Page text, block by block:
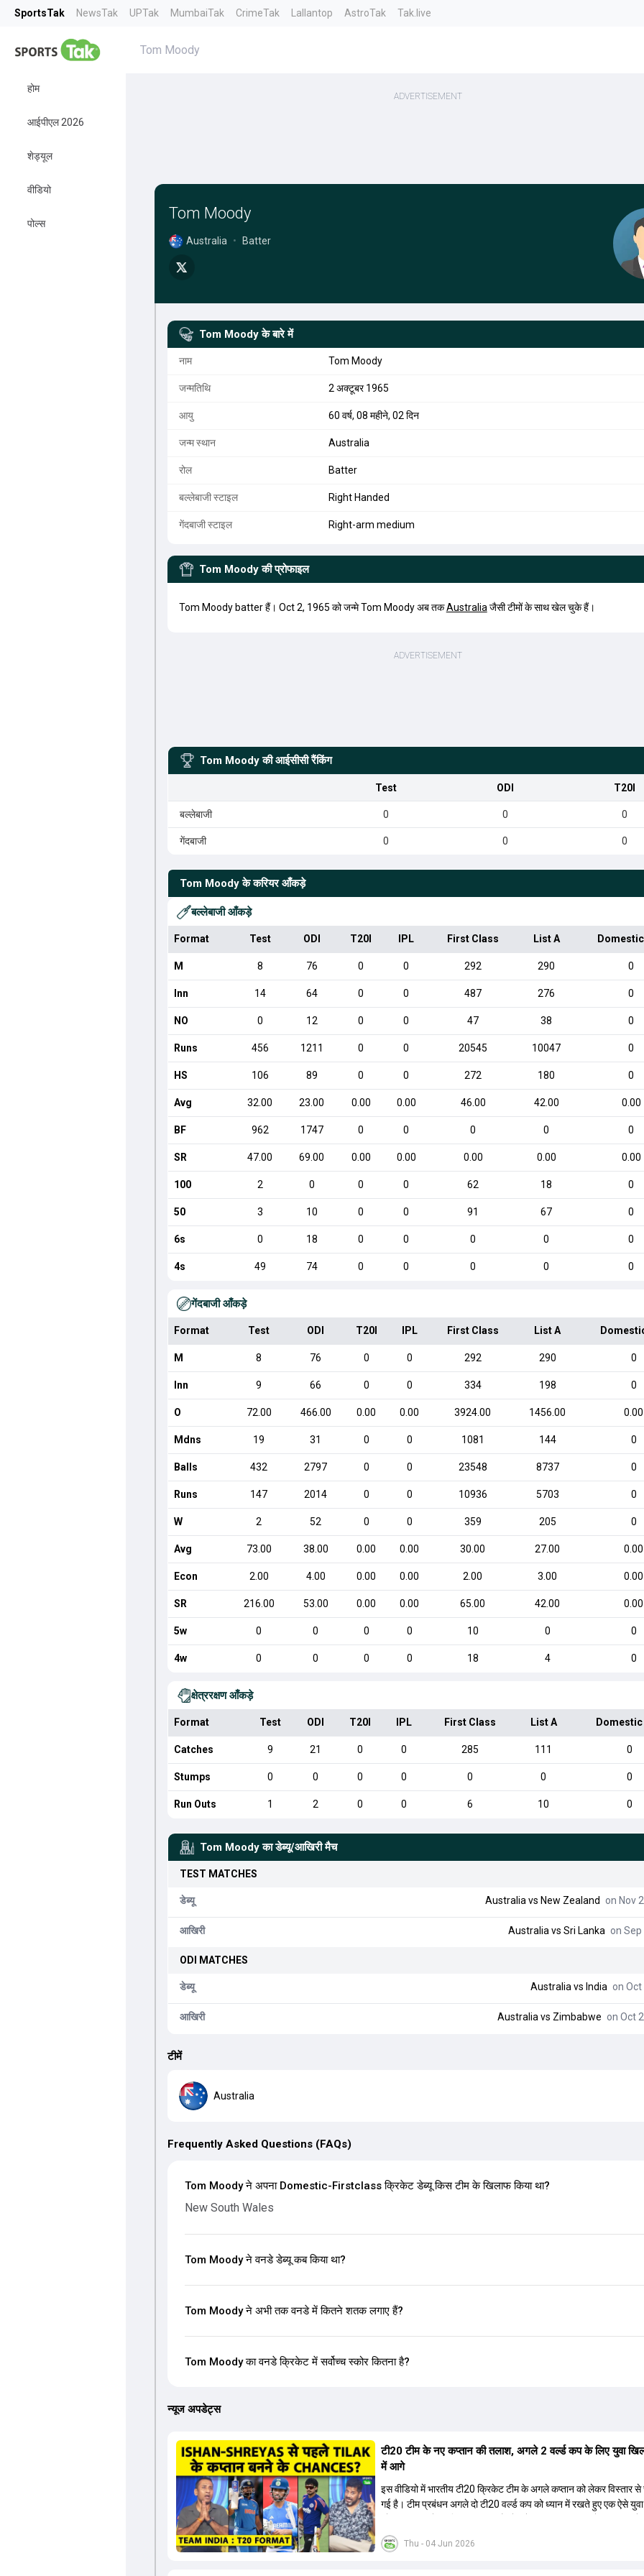
SportsTak NewsTak UPTak MumbaiTak CrimeTak Lallantop AstroTak Tak.live
होम
आईपीएल 2026
शेड्यूल
वीडियो
पोल्स
Tom Moody
Tom Moody
Australia • Batter
Tom Moody के बारे में
नाम Tom Moody
जन्मतिथि 2 अक्टूबर 1965
आयु 60 वर्ष, 08 महीने, 02 दिन
जन्म स्थान Australia
रोल Batter
बल्लेबाजी स्टाइल Right Handed
गेंदबाजी स्टाइल Right-arm medium
Tom Moody की प्रोफाइल
Tom Moody batter हैं। Oct 2, 1965 को जन्मे Tom Moody अब तकAustralia जैसी टीमों के साथ खेल चुके हैं।
Tom Moody की आईसीसी रैंकिंग
Test ODI T20I
बल्लेबाजी 0 0 0
गेंदबाजी 0 0 0
Tom Moody के करियर आँकड़े
बल्लेबाजी आँकड़े
Format Test ODI T20I IPL First Class List A
M 8 76 0 0 292 290 0
Inn 14 64 0 0 487 276 0
NO 0 12 0 0 47 38 0
Runs 456 1211 0 0 20545 10047 0
HS 106 89 0 0 272 180 0
Avg 32.00 23.00 0.00 0.00 46.00 42.00 0.00
BF 962 1747 0 0 0 0 0
SR 47.00 69.00 0.00 0.00 0.00 0.00 0.00
100 2 0 0 0 62 18 0
50 3 10 0 0 91 67 0
6s 0 18 0 0 0 0 0
4s 49 74 0 0 0 0 0
गेंदबाजी आँकड़े
Format Test ODI T20I IPL First Class List A
M 8 76 0 0 292 290 0
Inn 9 66 0 0 334 198 0
O 72.00 466.00 0.00 0.00 3924.00 1456.00 0.00
Mdns 19 31 0 0 1081 144 0
Balls 432 2797 0 0 23548 8737 0
Runs 147 2014 0 0 10936 5703 0
W 2 52 0 0 359 205 0
Avg 73.00 38.00 0.00 0.00 30.00 27.00 0.00
Econ 2.00 4.00 0.00 0.00 2.00 3.00 0.00
SR 216.00 53.00 0.00 0.00 65.00 42.00 0.00
5w 0 0 0 0 10 0 0
4w 0 0 0 0 18 4 0
क्षेत्ररक्षण आँकड़े
Format Test ODI T20I IPL First Class List A
Catches 9 21 0 0 285 111 0
Stumps 0 0 0 0 0 0 0
Run Outs 1 2 0 0 6 10 0
Tom Moody का डेब्यू/आखिरी मैच
TEST MATCHES
डेब्यू Australia vs New Zealand on Nov
आखिरी Australia vs Sri Lanka on
ODI MATCHES
डेब्यू Australia vs India on Oct
आखिरी Australia vs Zimbabwe on Oct
टीमें
Australia
Frequently Asked Questions (FAQs)
Tom Moody ने अपना Domestic-Firstclass क्रिकेट डेब्यू किस टीम के खिलाफ किया था?
New South Wales
Tom Moody ने वनडे डेब्यू कब किया था?
Tom Moody ने अभी तक वनडे में कितने शतक लगाए हैं?
Tom Moody का वनडे क्रिकेट में सर्वोच्च स्कोर कितना है?
न्यूज अपडेट्स
Thu - 04 Jun 2026
टी20 टीम के नए कप्तान की तलाश, अगले 2 वर्ल्ड कप के लिए युवा
में आगे
इस वीडियो में भारतीय टी20 क्रिकेट टीम के अगले कप्तान को लेकर विस्तार से
गई है। टीम प्रबंधन अगले दो टी20 वर्ल्ड कप को ध्यान में रखते हुए एक ऐसे युवा
बताया गया है कि टी20 टीम को टेस्ट और वनडे टीम से अलग रखा गया है।
में कुछ ऐसे युवा खिलाड़ी शामिल हैं जिनके पास घरेलू क्रिकेट में कप्तानी का